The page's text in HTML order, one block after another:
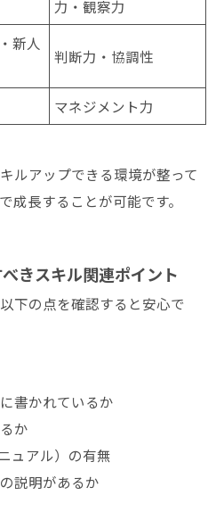
力・観察力
新人
判断力・協調性
マネジメント力
ルアップできる環境が整って
成長することが可能です。
きスキル関連ポイント
下の点を確認すると安心で
書かれているか
か
ュアル）の有無
説明があるか